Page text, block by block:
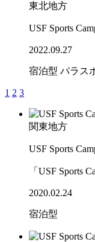
東北地方
USF Sports
2022.09.27
宿泊型 パラス
1 2 3
関東地方
USF Sports
「USF Sports
2020.02.24
宿泊型